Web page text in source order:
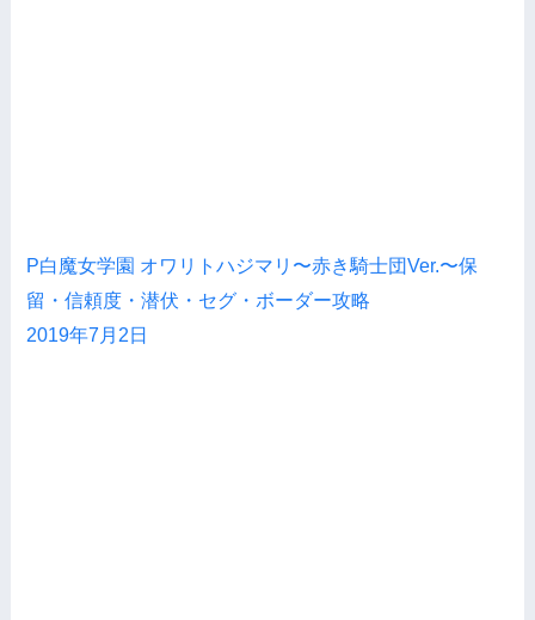
P白魔女学園 オワリトハジマリ〜赤き騎士団Ver.〜保
留・信頼度・潜伏・セグ・ボーダー攻略
2019年7月2日